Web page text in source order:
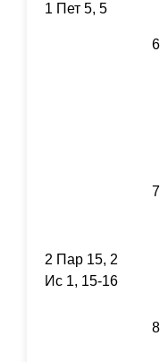
1 Пет 5, 5
6
7
2 Пар 15, 2
Ис 1, 15-16
8